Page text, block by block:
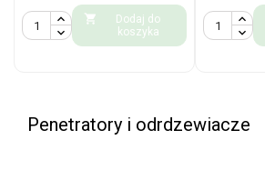

Dodaj do
koszyka
Penetratory i odrdzewiacze